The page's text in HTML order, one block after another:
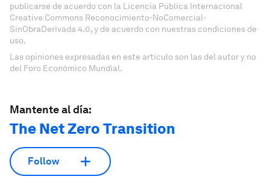
publicarse de acuerdo con la Licencia Pública Internacional
Creative Commons Reconocimiento-NoComercial-
SinObraDerivada 4.0, y de acuerdo con nuestras condiciones de
uso.
Las opiniones expresadas en este artículo son las del autor y no
del Foro Económico Mundial.
Mantente al día:
The Net Zero Transition
Follow